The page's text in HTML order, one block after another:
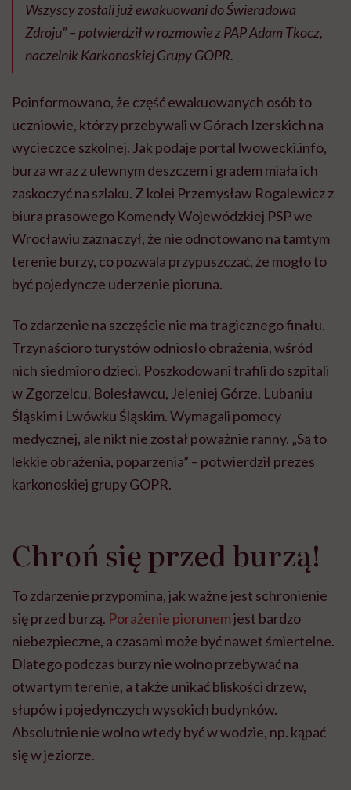
Wszyscy zostali już ewakuowani do Świeradowa
Zdroju” – potwierdził w rozmowie z PAP Adam Tkocz,
naczelnik Karkonoskiej Grupy GOPR.
Poinformowano, że część ewakuowanych osób to
uczniowie, którzy przebywali w Górach Izerskich na
wycieczce szkolnej. Jak podaje portal lwowecki.info,
burza wraz z ulewnym deszczem i gradem miała ich
zaskoczyć na szlaku. Z kolei Przemysław Rogalewicz z
biura prasowego Komendy Wojewódzkiej PSP we
Wrocławiu zaznaczył, że nie odnotowano na tamtym
terenie burzy, co pozwala przypuszczać, że mogło to
być pojedyncze uderzenie pioruna.
To zdarzenie na szczęście nie ma tragicznego finału.
Trzynaścioro turystów odniosło obrażenia, wśród
nich siedmioro dzieci. Poszkodowani trafili do szpitali
w Zgorzelcu, Bolesławcu, Jeleniej Górze, Lubaniu
Śląskim i Lwówku Śląskim. Wymagali pomocy
medycznej, ale nikt nie został poważnie ranny. „Są to
lekkie obrażenia, poparzenia” – potwierdził prezes
karkonoskiej grupy GOPR.
Chroń się przed burzą!
To zdarzenie przypomina, jak ważne jest schronienie
się przed burzą. Porażenie piorunemjest bardzo
niebezpieczne, a czasami może być nawet śmiertelne.
Dlatego podczas burzy nie wolno przebywać na
otwartym terenie, a także unikać bliskości drzew,
słupów i pojedynczych wysokich budynków.
Absolutnie nie wolno wtedy być w wodzie, np. kąpać
się w jeziorze.